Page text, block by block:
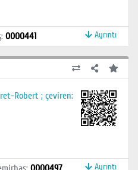
: 0000441 Ayrıntı
Robert ; çeviren:
Ayrıntı